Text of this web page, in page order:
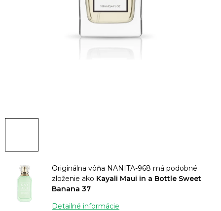
Originálna vôňa NANITA-968 má podobné
zloženie ako Kayali Maui in a Bottle Sweet
Banana 37
Detailné informácie